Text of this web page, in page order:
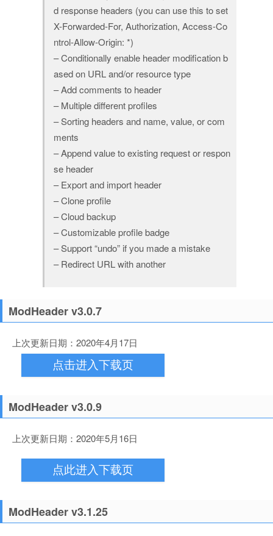
d response headers (you can use this to set
X-Forwarded-For, Authorization, Access-Co
ntrol-Allow-Origin: *)
– Conditionally enable header modification b
ased on URL and/or resource type
– Add comments to header
– Multiple different profiles
– Sorting headers and name, value, or com
ments
– Append value to existing request or respon
se header
– Export and import header
– Clone profile
– Cloud backup
– Customizable profile badge
– Support “undo” if you made a mistake
– Redirect URL with another
ModHeader v3.0.7
上次更新日期：2020年4月17日
点击进入下载页
ModHeader v3.0.9
上次更新日期：2020年5月16日
点此进入下载页
ModHeader v3.1.25